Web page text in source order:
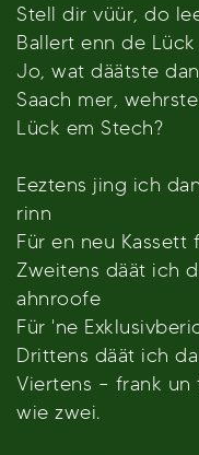
Stell dir vüür, do
Ballert enn de
Jo, wat däätste
Saach mer,
Lück em Stech?
Eeztens jing ich
rinn
Für en neu Kassett
Zweitens däät ich
ahnroofe
Für 'ne
Drittens däät ich
Viertens – frank
wie zwei.